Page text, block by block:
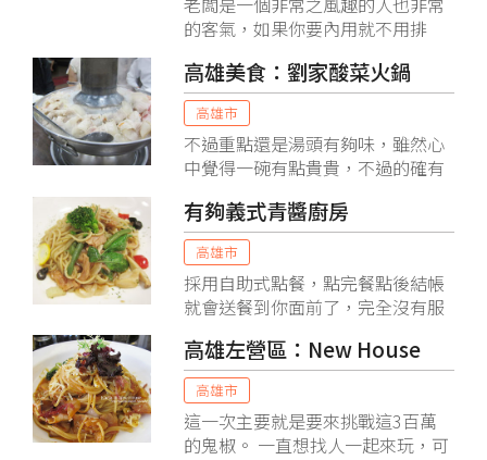
的客氣，如果你要內用就不用排
人潮，是說我們今天剛好是下雨天
來用餐，所以說自然就不會熱。
高雄美食：劉家酸菜火鍋
高雄市
不過重點還是湯頭有夠味，雖然心
中覺得一碗有點貴貴，不過的確有
都有夠味，你問我紅燒是什麼味
道？對我而言就是醬油的味道夠、
但是不死鹹！帶有點些微辣度的FU
有夠義式青醬廚房
高雄市
採用自助式點餐，點完餐點後結帳
就會送餐到你面前了，完全沒有服
類算齊全，以義大利麵來說，普遍
的紅醬、白醬都有，他們家特推的
就是青醬，以及老醋口味。
高雄左營區：New House
高雄市
這一次主要就是要來挑戰這3百萬
的鬼椒。 一直想找人一起來玩，可